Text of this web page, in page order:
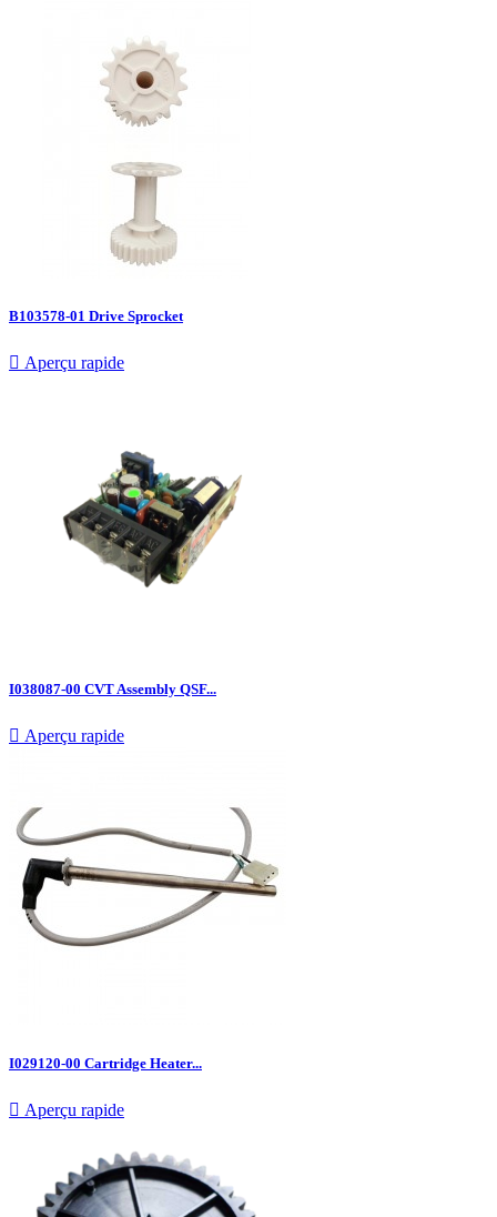
B103578-01 Drive Sprocket
 Aperçu rapide
I038087-00 CVT Assembly QSF...
 Aperçu rapide
I029120-00 Cartridge Heater...
 Aperçu rapide